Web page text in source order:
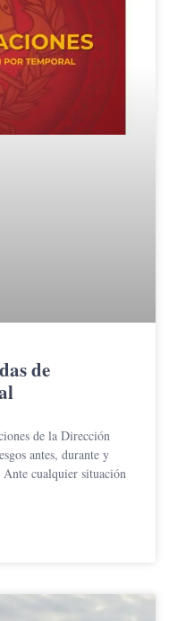
de
de la Dirección
antes, durante y
Ante cualquier situación